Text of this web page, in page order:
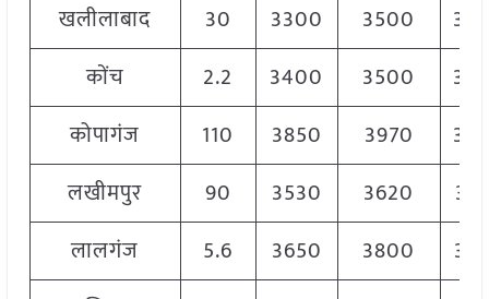
खलीलाबाद
30 3300 3500
कोंच
2.2 3400 3500
कोपागंज
110 3850 3970
लखीमपुर
90 3530 3620
लालगंज
5.6 3650 3800